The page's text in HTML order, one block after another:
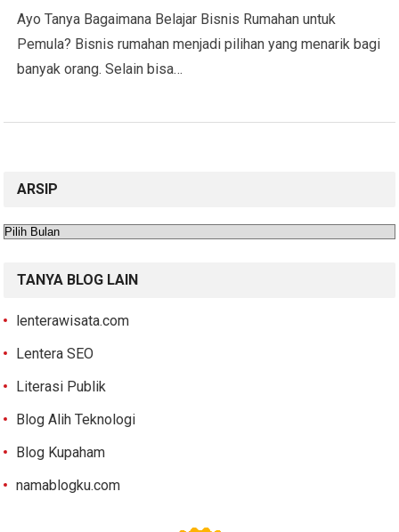
Ayo Tanya Bagaimana Belajar Bisnis Rumahan untuk
Pemula? Bisnis rumahan menjadi pilihan yang menarik bagi
banyak orang. Selain bisa…
ARSIP
Arsip
TANYA BLOG LAIN
lenterawisata.com
Lentera SEO
Literasi Publik
Blog Alih Teknologi
Blog Kupaham
namablogku.com